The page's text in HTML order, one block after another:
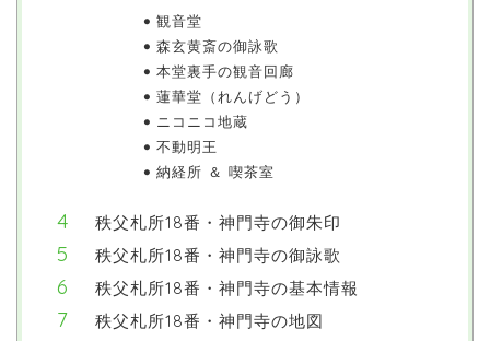
観音堂
森玄黄斎の御詠歌
本堂裏手の観音回廊
蓮華堂（れんげどう）
ニコニコ地蔵
不動明王
納経所 ＆ 喫茶室
秩父札所18番・神門寺の御朱印
秩父札所18番・神門寺の御詠歌
秩父札所18番・神門寺の基本情報
秩父札所18番・神門寺の地図